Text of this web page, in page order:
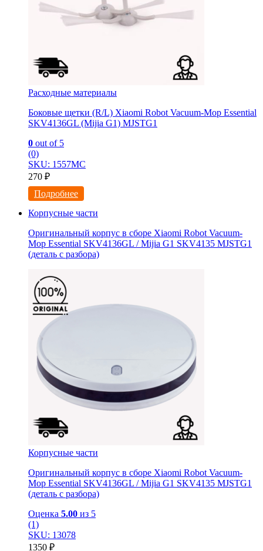
Расходные материалы
Боковые щетки (R/L) Xiaomi Robot Vacuum-Mop Essential
SKV4136GL (Mijia G1) MJSTG1
0 out of 5
(0)
SKU: 1557МС
270 ₽
Подробнее
Корпусные части
Оригинальный корпус в сборе Xiaomi Robot Vacuum-
Mop Essential SKV4136GL / Mijia G1 SKV4135 MJSTG1
(деталь с разбора)
Корпусные части
Оригинальный корпус в сборе Xiaomi Robot Vacuum-
Mop Essential SKV4136GL / Mijia G1 SKV4135 MJSTG1
(деталь с разбора)
Оценка 5.00 из 5
(1)
SKU: 13078
1350 ₽